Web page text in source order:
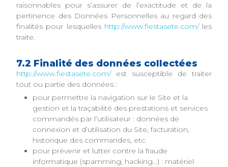
raisonnables pour s’assurer de l’exactitude et de la
pertinence des Données Personnelles au regard des
finalités pour lesquelles http://www.fiestasete.com/les
traite.
7.2 Finalité des données collectées
http://www.fiestasete.com/est susceptible de traiter
tout ou partie des données :
pour permettre la navigation sur le Site et la
gestion et la traçabilité des prestations et services
commandés par l’utilisateur : données de
connexion et d’utilisation du Site, facturation,
historique des commandes, etc.
pour prévenir et lutter contre la fraude
informatique (spamming, hacking…) : matériel